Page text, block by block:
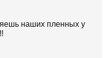
наших пленных у